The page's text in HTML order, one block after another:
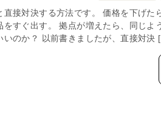
直接対決する方法です。 価格を下げた
をすぐ出す。 拠点が増えたら、同じよ
いのか？ 以前書きましたが、直接対